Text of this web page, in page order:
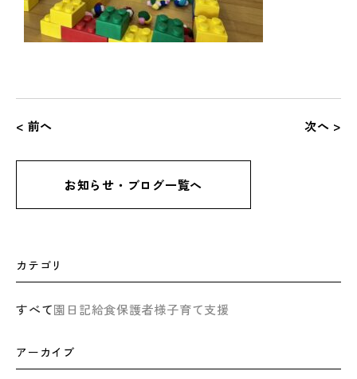
< 前へ 次へ >
お知らせ・ブログ一覧へ
カテゴリ
すべて園日記給食保護者様子育て支援
アーカイブ